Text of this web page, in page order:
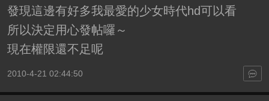
發現這邊有好多我最愛的少女時代hd可以看
所以決定用心發帖囉～
現在權限還不足呢
2010-4-21 02:44:50